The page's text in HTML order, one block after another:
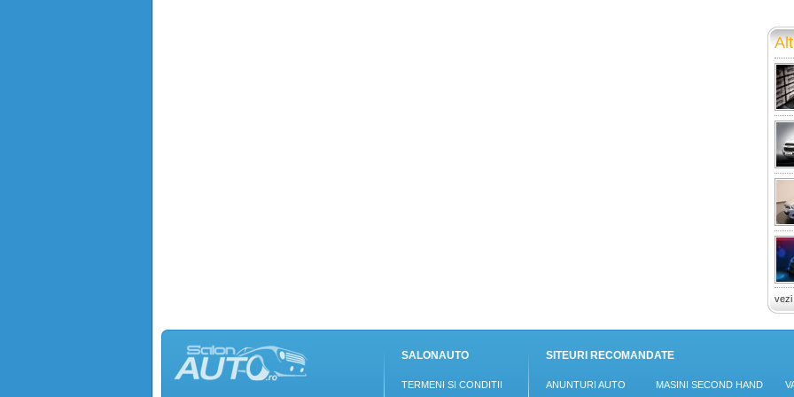
vezi
SALONAUTO
TERMENI SI CONDITII
SITEURI RECOMANDATE
ANUNTURI AUTO MASINI SECOND HAND